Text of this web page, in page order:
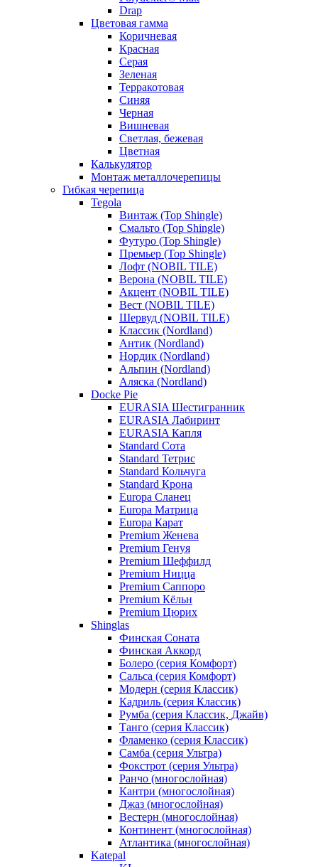
Drap
Цветовая гамма
Коричневая
Красная
Серая
Зеленая
Терракотовая
Синяя
Черная
Вишневая
Светлая, бежевая
Цветная
Калькулятор
Монтаж металлочерепицы
Гибкая черепица
Tegola
Винтаж (Top Shingle)
Смальто (Top Shingle)
Футуро (Top Shingle)
Премьер (Top Shingle)
Лофт (NOBIL TILE)
Верона (NOBIL TILE)
Акцент (NOBIL TILE)
Вест (NOBIL TILE)
Шервуд (NOBIL TILE)
Классик (Nordland)
Антик (Nordland)
Нордик (Nordland)
Альпин (Nordland)
Аляска (Nordland)
Docke Pie
EURASIA Шестигранник
EURASIA Лабиринт
EURASIA Капля
Standard Сота
Standard Тетрис
Standard Кольчуга
Standard Крона
Europa Сланец
Europa Матрица
Europa Карат
Premium Женева
Premium Генуя
Premium Шеффилд
Premium Ницца
Premium Саппоро
Premium Кёльн
Premium Цюрих
Shinglas
Финская Соната
Финская Аккорд
Болеро (серия Комфорт)
Сальса (серия Комфорт)
Модерн (серия Классик)
Кадриль (серия Классик)
Румба (серия Классик, Джайв)
Танго (серия Классик)
Фламенко (серия Классик)
Самба (серия Ультра)
Фокстрот (серия Ультра)
Ранчо (многослойная)
Кантри (многослойная)
Джаз (многослойная)
Вестерн (многослойная)
Континент (многослойная)
Атлантика (многослойная)
Katepal